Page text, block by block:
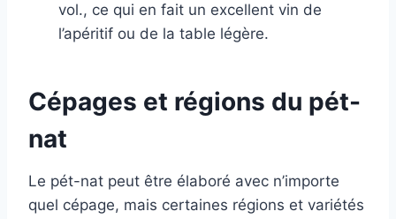
vol., ce qui en fait un excellent vin de
l’apéritif ou de la table légère.
Cépages et régions du pét-
nat
Le pét-nat peut être élaboré avec n’importe
quel cépage, mais certaines régions et variétés